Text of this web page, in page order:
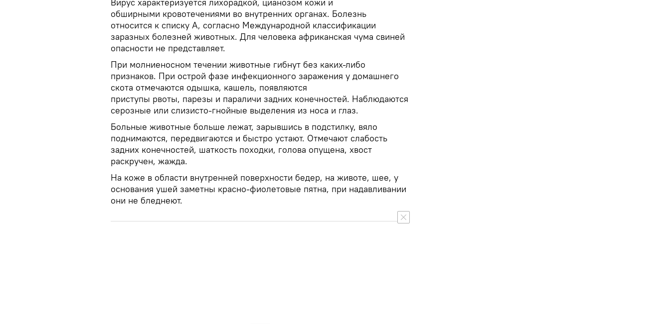
обширными кровотечениями во внутренних органах. Болезнь
относится к списку A, согласно Международной классификации
заразных болезней животных. Для человека африканская чума свиней
опасности не представляет.
При молниеносном течении животные гибнут без каких-либо
признаков. При острой фазе инфекционного заражения у домашнего
скота отмечаются одышка, кашель, появляются
приступы рвоты, парезы и параличи задних конечностей. Наблюдаются
серозные или слизисто-гнойные выделения из носа и глаз.
Больные животные больше лежат, зарывшись в подстилку, вяло
поднимаются, передвигаются и быстро устают. Отмечают слабость
задних конечностей, шаткость походки, голова опущена, хвост
раскручен, жажда.
На коже в области внутренней поверхности бедер, на животе, шее, у
основания ушей заметны красно-фиолетовые пятна, при надавливании
они не бледнеют.